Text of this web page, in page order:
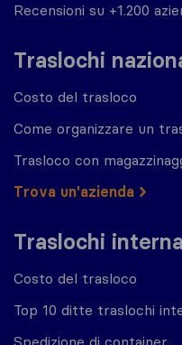
Recensioni su +1.200
Traslochi
Costo del trasloco
Come organizzare un
Trasloco con
Trova un'azienda
Traslochi
Costo del trasloco
Top 10 ditte traslochi
Spedizione di container